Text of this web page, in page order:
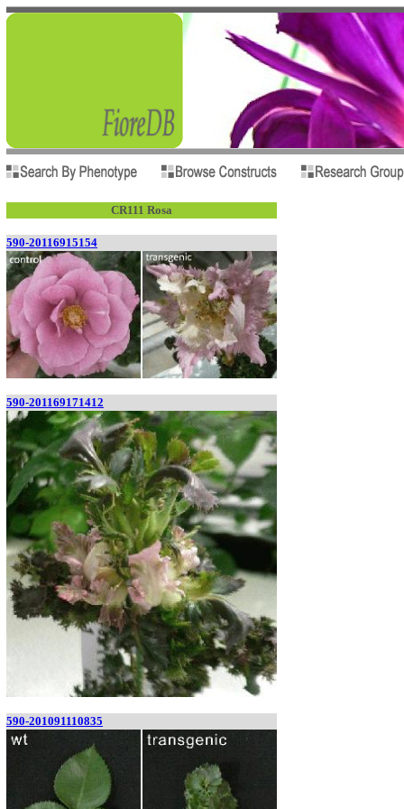
CR111 Rosa
590-20116915154
590-201169171412
590-201091110835